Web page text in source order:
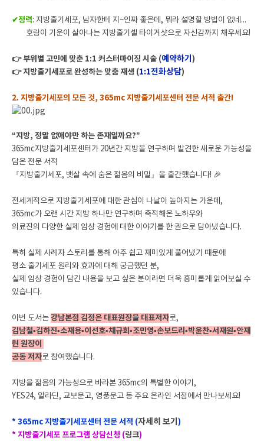
✔정력: 지방줄기세포, 남자한테 지~인짜 좋은데, 뭐라 설명할 방법이 없네...
호랑이 기운이 살아나는 지방줄기셀 타이거샷으로 자신감까지 채우세요!
👉 부위별 고민에 맞춘 1:1 커스터마이징 시술 (예약하기 )
👉 지방줄기세포로 완성하는 맞춤 재생 (1:1전화상담)
2. 지방줄기세포의 모든 것, 365mc 지방줄기세포센터 전문 서적 출간!
“지방, 정말 없애야만 하는 존재일까요?”
365mc지방줄기세포센터가 20년간 지방을 연구하며 발견한 새로운 가능성을
담은 전문 서적
『지방줄기세포, 뱃살 속에 숨은 젊음의 비밀』을 출간했습니다! 🎉
전세계적으로 지방줄기세포에 대한 관심이 나날이 높아지는 가운데,
365mc가 오랜 시간 지방 하나만 연구하며 축적해온 노하우와
의료진의 다양한 실제 임상 경험에 대한 이야기를 한 권으로 담아냈습니다.
특히 실제 사례자 스토리를 통해 아주 쉽고 재미있게 풀어냈기 때문에
평소 줄기세포 원리와 효과에 대해 궁금했던 분,
실제 임상 경험이 담긴 내용을 보고 싶은 분이라면 더욱 흥미롭게 읽어보실 수
있습니다.
이번 도서는강남본점 김정은 대표원장을 대표저자로,
김남철•김하진•소재용•이선호•채규희•조민영•손보드리•박윤찬•서재원•안재
현 원장이
공동 저자로 참여했습니다.
지방을 젊음의 가능성으로 바라본 365mc의 특별한 이야기,
YES24, 알라딘, 교보문고, 영풍문고 등 주요 온라인 서점에서 만나보세요!
* 365mc 지방줄기세포센터 전문 서적 (자세히 보기 )
* 지방줄기세포 프로그램 상담신청 (링크)